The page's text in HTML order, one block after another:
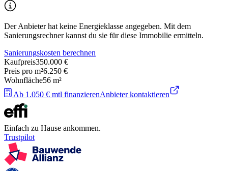
Der Anbieter hat keine Energieklasse angegeben. Mit dem
Sanierungsrechner kannst du sie für diese Immobilie ermitteln.
Sanierungskosten berechnen
Kaufpreis350.000 €
Preis pro m²6.250 €
Wohnfläche56 m²
Ab 1.050 € mtl finanzierenAnbieter kontaktieren
Einfach zu Hause ankommen.
Trustpilot